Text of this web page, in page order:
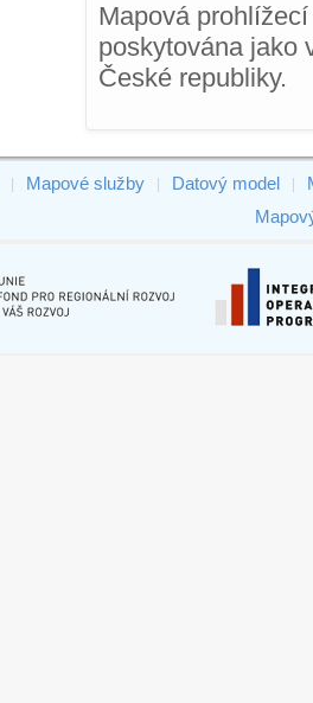
Mapová
poskytována jako
České republiky.
Mapové služby Datový model